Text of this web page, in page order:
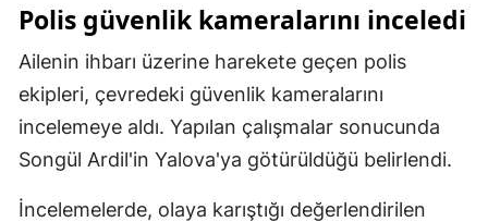
Malatya
Manisa
Kahramanmaraş
Mardin
Muğla
Polis güvenlik kameralarını inceledi
Ailenin ihbarı üzerine harekete geçen polis
ekipleri, çevredeki güvenlik kameralarını
incelemeye aldı. Yapılan çalışmalar sonucunda
Songül Ardil'in Yalova'ya götürüldüğü belirlendi.
İncelemelerde, olaya karıştığı değerlendirilen